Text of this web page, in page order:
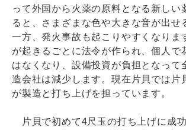
って外国から火薬の原料となる新しい
ると、さまざまな色や大きな音が出せ
一方、発火事故も起こりやすくなりま
が起きるごとに法令が作られ、個人で
はなくなり、設備投資が負担となって
造会社は減少します。現在片貝では片
が製造と打ち上げを担っています。
片貝で初めて4尺玉の打ち上げに成